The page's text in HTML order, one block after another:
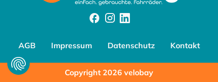
FacebookInstagram
AGB Impressum Datenschutz Kontakt
Copyright 2026 velobay